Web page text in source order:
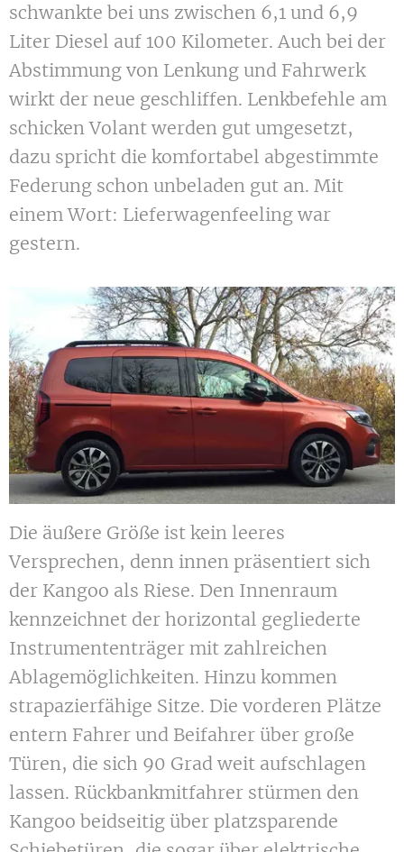
schwankte bei uns zwischen 6,1 und 6,9
Liter Diesel auf 100 Kilometer. Auch bei der
Abstimmung von Lenkung und Fahrwerk
wirkt der neue geschliffen. Lenkbefehle am
schicken Volant werden gut umgesetzt,
dazu spricht die komfortabel abgestimmte
Federung schon unbeladen gut an. Mit
einem Wort: Lieferwagenfeeling war
gestern.
Die äußere Größe ist kein leeres
Versprechen, denn innen präsentiert sich
der Kangoo als Riese. Den Innenraum
kennzeichnet der horizontal gegliederte
Instrumententräger mit zahlreichen
Ablagemöglichkeiten. Hinzu kommen
strapazierfähige Sitze. Die vorderen Plätze
entern Fahrer und Beifahrer über große
Türen, die sich 90 Grad weit aufschlagen
lassen. Rückbankmitfahrer stürmen den
Kangoo beidseitig über platzsparende